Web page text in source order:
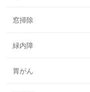
窓掃除
緑内障
胃がん